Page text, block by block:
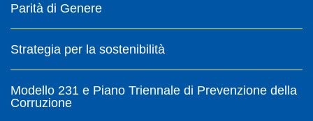
Parità di Genere
Strategia per la sostenibilità
Modello 231 e Piano Triennale di Prevenzione della
Corruzione